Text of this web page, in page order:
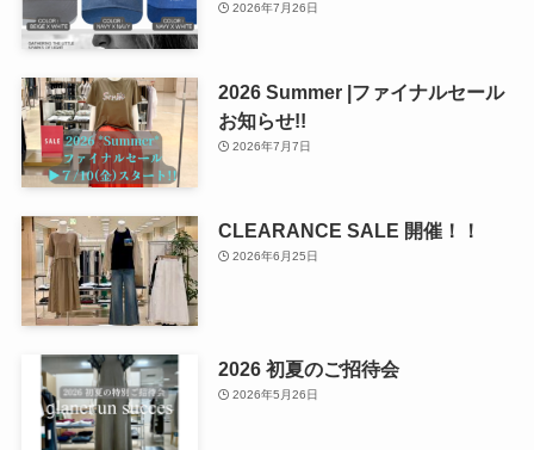
2026年7月26日
2026 Summer |ファイナルセール
お知らせ!!
2026年7月7日
CLEARANCE SALE 開催！！
2026年6月25日
2026 初夏のご招待会
2026年5月26日